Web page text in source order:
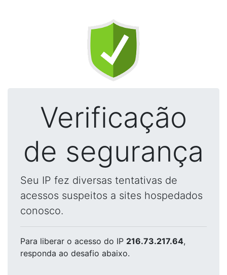
Verificação
de segurança
Seu IP fez diversas tentativas de
acessos suspeitos a sites hospedados
conosco.
Para liberar o acesso do IP 216.73.217.64,
responda ao desafio abaixo.